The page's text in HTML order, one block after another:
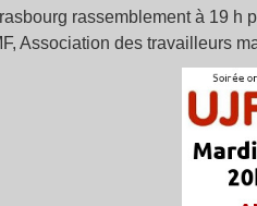
rassemblement à 19 h
Association des travailleurs